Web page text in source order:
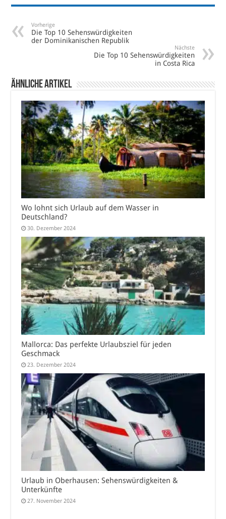
Vorherige
Die Top 10 Sehenswürdigkeiten
der Dominikanischen Republik
Nächste
Die Top 10 Sehenswürdigkeiten
in Costa Rica
Ähnliche Artikel
Wo lohnt sich Urlaub auf dem Wasser in
Deutschland?
30. Dezember 2024
Mallorca: Das perfekte Urlaubsziel für jeden
Geschmack
23. Dezember 2024
Urlaub in Oberhausen: Sehenswürdigkeiten &
Unterkünfte
27. November 2024